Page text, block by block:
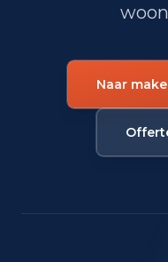
Totaal aantal
Recente
Naar